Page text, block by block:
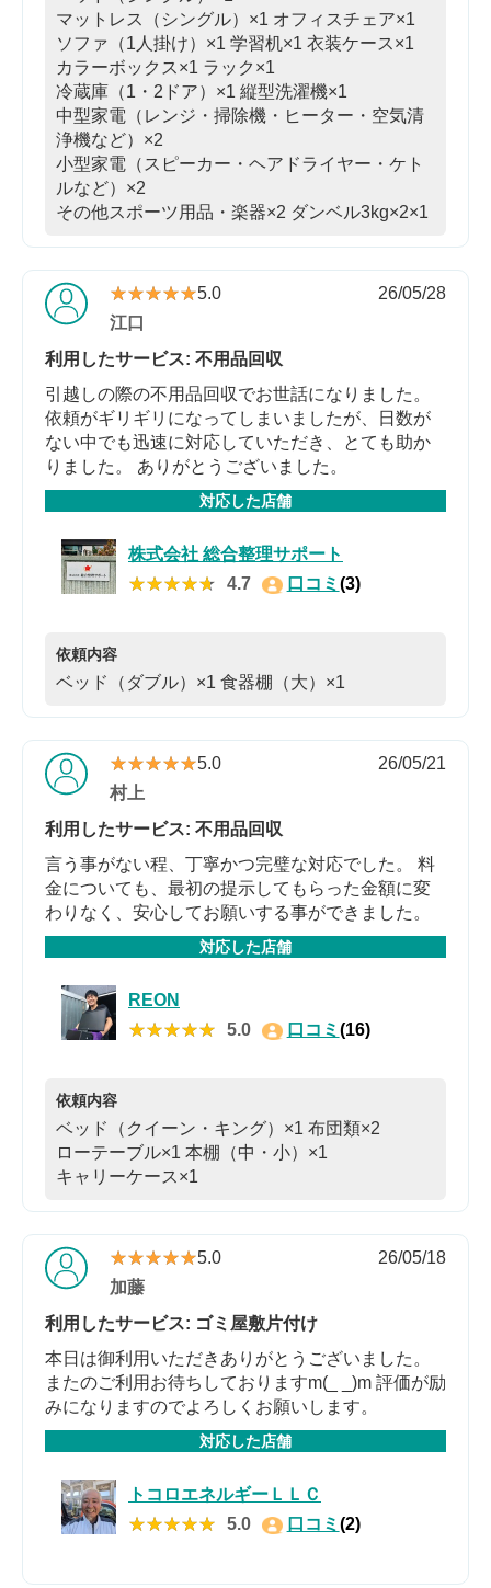
マットレス（シングル）×1 オフィスチェア×1
ソファ（1人掛け）×1 学習机×1 衣装ケース×1
カラーボックス×1 ラック×1
冷蔵庫（1・2ドア）×1 縦型洗濯機×1
中型家電（レンジ・掃除機・ヒーター・空気清
浄機など）×2
小型家電（スピーカー・ヘアドライヤー・ケト
ルなど）×2
その他スポーツ用品・楽器×2 ダンベル3kg×2×1
★★★★★
★★★★★5.0
26/05/28
江口
利用したサービス: 不用品回収
引越しの際の不用品回収でお世話になりました。
依頼がギリギリになってしまいましたが、日数が
ない中でも迅速に対応していただき、とても助か
りました。 ありがとうございました。
対応した店舗
株式会社 総合整理サポート
★★★★★
★★★★★ 4.7 口コミ (3)
依頼内容
ベッド（ダブル）×1 食器棚（大）×1
★★★★★
★★★★★5.0
26/05/21
村上
利用したサービス: 不用品回収
言う事がない程、丁寧かつ完璧な対応でした。 料
金についても、最初の提示してもらった金額に変
わりなく、安心してお願いする事ができました。
対応した店舗
REON
★★★★★
★★★★★ 5.0 口コミ (16)
依頼内容
ベッド（クイーン・キング）×1 布団類×2
ローテーブル×1 本棚（中・小）×1
キャリーケース×1
★★★★★
★★★★★5.0
26/05/18
加藤
利用したサービス: ゴミ屋敷片付け
本日は御利用いただきありがとうございました。
またのご利用お待ちしておりますm(_ _)m 評価が励
みになりますのでよろしくお願いします。
対応した店舗
トコロエネルギーＬＬＣ
★★★★★
★★★★★ 5.0 口コミ (2)